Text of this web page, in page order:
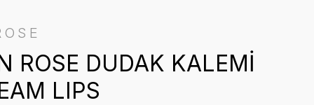
ROSE DUDAK KALEMİ
LIPS